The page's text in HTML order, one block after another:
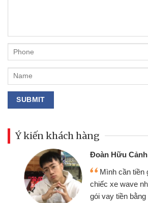
Ý kiến khách hàng
Đoàn Hữu Cảnh
Mình cần tiền
chiếc xe wave
gói vay tiền bằng